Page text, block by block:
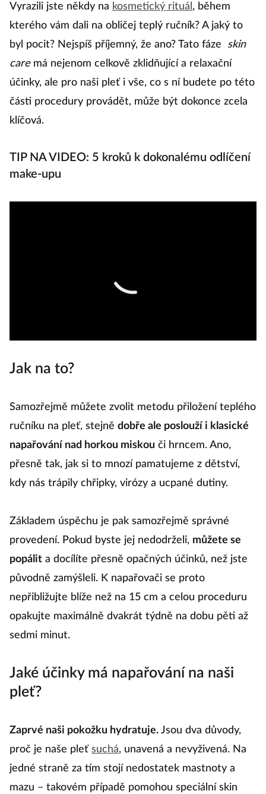
Vyrazili jste někdy na kosmetický rituál , během
kterého vám dali na obličej teplý ručník? A jaký to
byl pocit? Nejspíš příjemný, že ano? Tato fáze
skin
caremá nejenom celkově zklidňující a relaxační
účinky, ale pro naši pleť i vše, co s ní budete po této
části procedury provádět, může být dokonce zcela
klíčová.
TIP NA VIDEO: 5 kroků k dokonalému odlíčení
make-upu
Jak na to?
Samozřejmě můžete zvolit metodu přiložení teplého
ručníku na pleť, stejně dobře ale poslouží i klasické
napařování nad horkou miskou či hrncem. Ano,
přesně tak, jak si to mnozí pamatujeme z dětství,
kdy nás trápily chřipky, virózy a ucpané dutiny.
Základem úspěchu je pak samozřejmě správné
provedení. Pokud byste jej nedodrželi, můžete se
popálit a docílíte přesně opačných účinků, než jste
původně zamýšleli. K napařovači se proto
nepřibližujte blíže než na 15 cm a celou proceduru
opakujte maximálně dvakrát týdně na dobu pěti až
sedmi minut.
Jaké účinky má napařování na naši
pleť?
Zaprvé naši pokožku hydratuje. Jsou dva důvody,
proč je naše pleť suchá, unavená a nevyživená. Na
jedné straně za tím stojí nedostatek mastnoty a
mazu – takovém případě pomohou speciální skin